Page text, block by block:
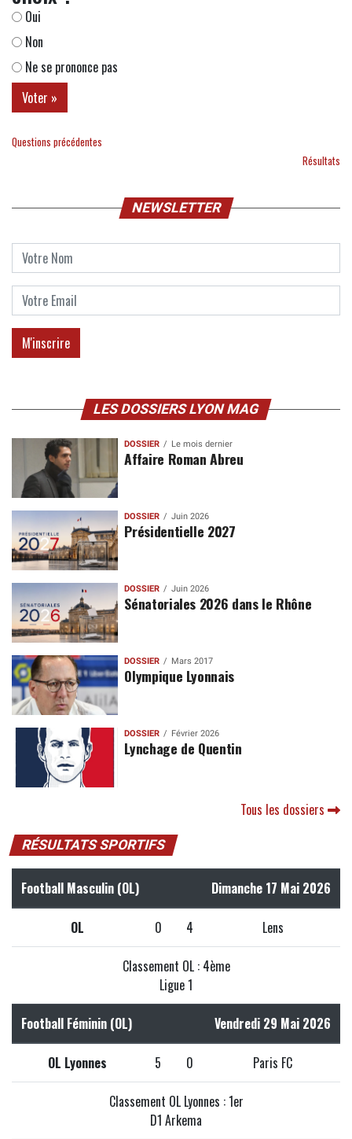
Oui
Non
Ne se prononce pas
Questions précédentes
Résultats
NEWSLETTER
LES DOSSIERS LYON MAG
DOSSIER Le mois dernier
Affaire Roman Abreu
DOSSIER Juin 2026
Présidentielle 2027
DOSSIER Juin 2026
Sénatoriales 2026 dans le Rhône
DOSSIER Mars 2017
Olympique Lyonnais
DOSSIER Février 2026
Lynchage de Quentin
Tous les dossiers
RÉSULTATS SPORTIFS
Football Masculin (OL) Dimanche 17 Mai 2026
OL 0 4 Lens
Classement OL : 4ème
Ligue 1
Football Féminin (OL) Vendredi 29 Mai 2026
OL Lyonnes 5 0 Paris FC
Classement OL Lyonnes : 1er
D1 Arkema